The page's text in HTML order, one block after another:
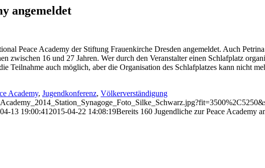
angemeldet
Peace Academy der Stiftung Frauenkirche Dresden angemeldet. Auch
zwischen 16 und 27 Jahren. Wer durch den Veranstalter einen Schlafplatz
Teilnahme auch möglich, aber die Organisation des Schlafplatzes kann nicht
Academy, Jugendkonferenz, Völkerverständigung
13 19:00:41 2015-04-22 14:08:19Bereits 160 Jugendliche zur Peace Academy